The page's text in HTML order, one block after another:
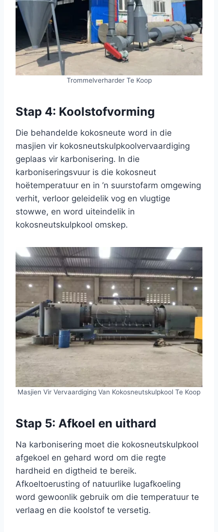
Trommelverharder Te Koop
Stap 4: Koolstofvorming
Die behandelde kokosneute word in die
masjien vir kokosneutskulpkoolvervaardiging
geplaas vir karbonisering. In die
karboniseringsvuur is die kokosneut
hoëtemperatuur en in ’n suurstofarm omgewing
verhit, verloor geleidelik vog en vlugtige
stowwe, en word uiteindelik in
kokosneutskulpkool omskep.
Masjien Vir Vervaardiging Van Kokosneutskulpkool Te Koop
Stap 5: Afkoel en uithard
Na karbonisering moet die kokosneutskulpkool
afgekoel en gehard word om die regte
hardheid en digtheid te bereik.
Afkoeltoerusting of natuurlike lugafkoeling
word gewoonlik gebruik om die temperatuur te
verlaag en die koolstof te versetig.